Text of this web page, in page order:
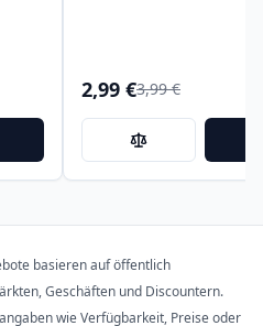
2,99 €3,99 €
basieren auf öffentlich
Geschäften und Discountern.
wie Verfügbarkeit, Preise oder